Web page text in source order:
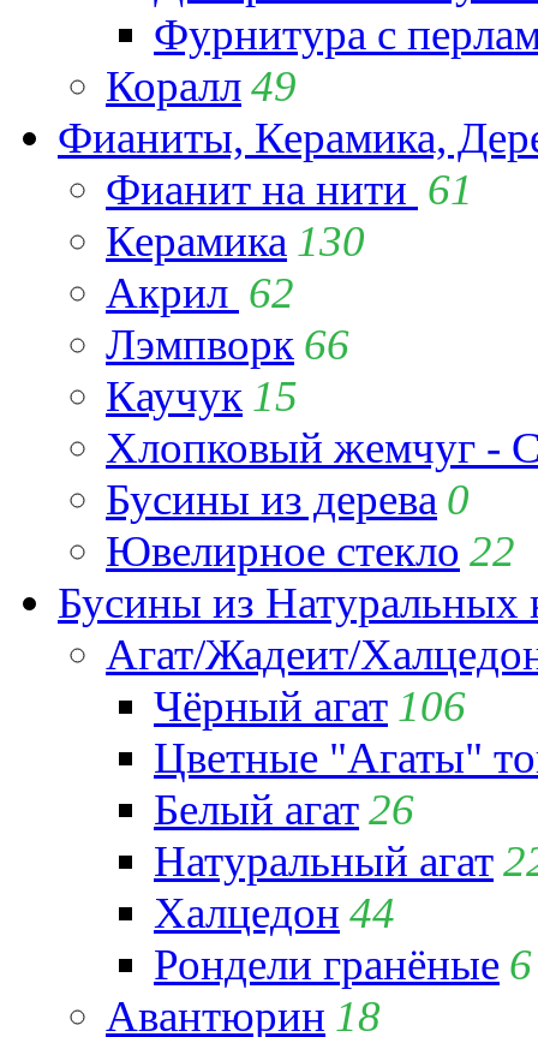
Фурнитура с
Коралл49
Фианиты, Керамика,
Фианит на нити 61
Керамика 130
Акрил 62
Лэмпворк 66
Каучук 15
Хлопковый жемчуг -
Бусины из дерева 0
Ювелирное стекло 22
Бусины из Натуральных
Агат/Жадеит/
Чёрный агат 106
Цветные "Агаты"
Белый агат26
Натуральный агат
Халцедон 44
Рондели гранёные 6
Авантюрин 18